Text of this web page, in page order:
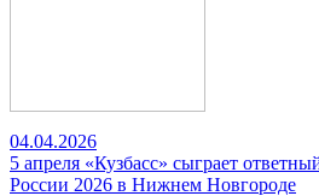
04.04.2026
5 апреля «Кузбасс» сыграет
России 2026 в Нижнем Новгороде